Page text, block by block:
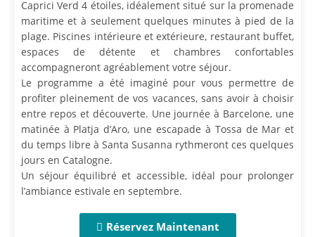
Caprici Verd 4 étoiles, idéalement situé sur la promenade
maritime et à seulement quelques minutes à pied de la
plage. Piscines intérieure et extérieure, restaurant buffet,
espaces de détente et chambres confortables
accompagneront agréablement votre séjour.
Le programme a été imaginé pour vous permettre de
profiter pleinement de vos vacances, sans avoir à choisir
entre repos et découverte. Une journée à Barcelone, une
matinée à Platja d’Aro, une escapade à Tossa de Mar et
du temps libre à Santa Susanna rythmeront ces quelques
jours en Catalogne.
Un séjour équilibré et accessible, idéal pour prolonger
l’ambiance estivale en septembre.
Réservez Maintenant